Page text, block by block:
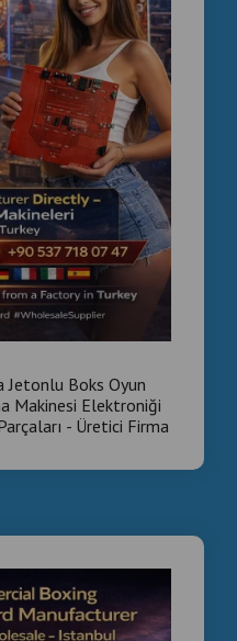
Jetonlu Boks Oyun
Makinesi Elektroniği
- Üretici Firma